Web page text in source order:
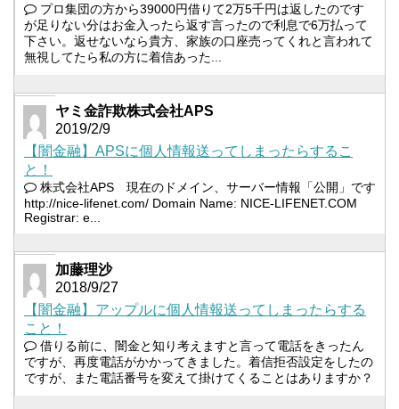
プロ集団の方から39000円借りて2万5千円は返したのです
が足りない分はお金入ったら返す言ったので利息で6万払って
下さい。返せないなら貴方、家族の口座売ってくれと言われて
無視してたら私の方に着信あった...
ヤミ金詐欺株式会社APS
2019/2/9
【闇金融】APSに個人情報送ってしまったらするこ
と！
株式会社APS 現在のドメイン、サーバー情報「公開」です
http://nice-lifenet.com/ Domain Name: NICE-LIFENET.COM
Registrar: e...
加藤理沙
2018/9/27
【闇金融】アップルに個人情報送ってしまったらする
こと！
借りる前に、闇金と知り考えますと言って電話をきったん
ですが、再度電話がかかってきました。着信拒否設定をしたの
ですが、また電話番号を変えて掛けてくることはありますか？